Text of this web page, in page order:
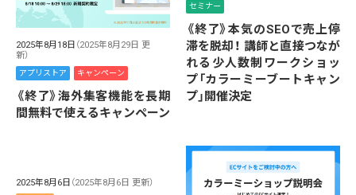
2025年8月18日 （2025年8月29日 更
新）
アプリストア キャンペーン
《終了》海外集客機能を長期
間無料で使えるキャンペーン
セミナー
《終了》本気のSEOで売上停
滞を脱却！ 講師と直接つなが
れる少人数制ワークショッ
プ「カラーミーブートキャン
プ」開催決定
2025年8月6日 （2025年8月6日 更新）